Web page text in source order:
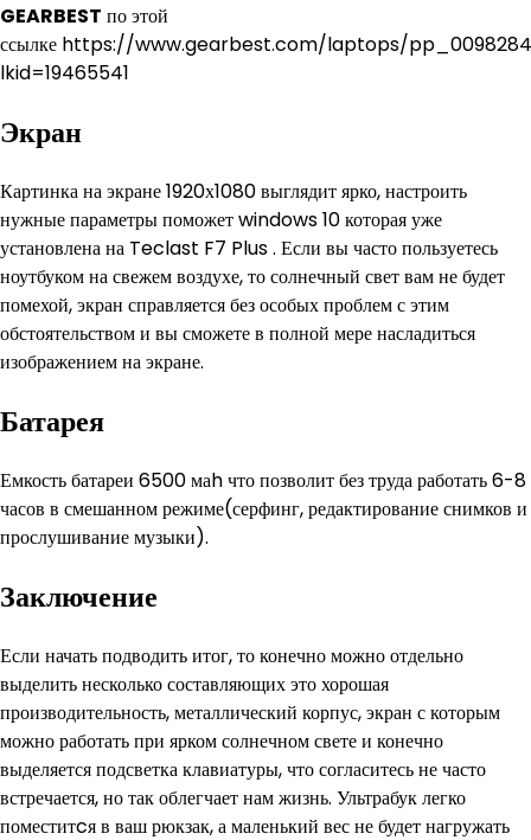
GEARBEST по этой
ссылке https://www.gearbest.com/laptops/
lkid=19465541
Экран
Картинка на экране 1920х1080 выглядит ярко, настроить
нужные параметры поможет windows 10 которая уже
установлена на Teclast F7 Plus . Если вы часто пользуетесь
ноутбуком на свежем воздухе, то солнечный свет вам не будет
помехой, экран справляется без особых проблем с этим
обстоятельством и вы сможете в полной мере насладиться
изображением на экране.
Батарея
Емкость батареи 6500 маh что позволит без труда работать 6-8
часов в смешанном режиме(серфинг, редактирование снимков и
прослушивание музыки).
Заключение
Если начать подводить итог, то конечно можно отдельно
выделить несколько составляющих это хорошая
производительность, металлический корпус, экран с которым
можно работать при ярком солнечном свете и конечно
выделяется подсветка клавиатуры, что согласитесь не часто
встречается, но так облегчает нам жизнь. Ультрабук легко
поместитcя в ваш рюкзак, а маленький вес не будет нагружать